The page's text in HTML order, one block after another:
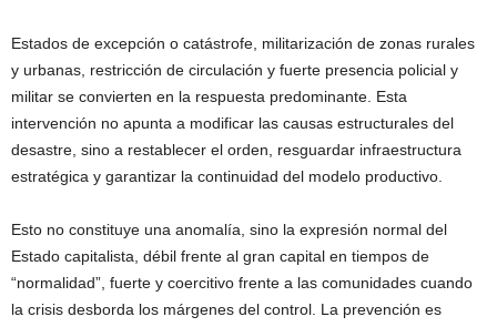
Estados de excepción o catástrofe, militarización de zonas rurales
y urbanas, restricción de circulación y fuerte presencia policial y
militar se convierten en la respuesta predominante. Esta
intervención no apunta a modificar las causas estructurales del
desastre, sino a restablecer el orden, resguardar infraestructura
estratégica y garantizar la continuidad del modelo productivo.
Esto no constituye una anomalía, sino la expresión normal del
Estado capitalista, débil frente al gran capital en tiempos de
“normalidad”, fuerte y coercitivo frente a las comunidades cuando
la crisis desborda los márgenes del control. La prevención es